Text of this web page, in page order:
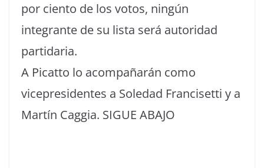
por ciento de los votos, ningún
integrante de su lista será autoridad
partidaria.
A Picatto lo acompañarán como
vicepresidentes a Soledad Francisetti y a
Martín Caggia. SIGUE ABAJO